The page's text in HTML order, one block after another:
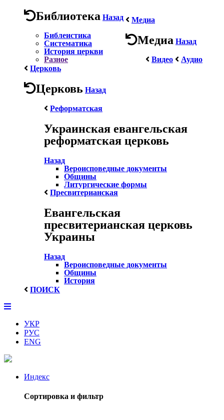
Библиотека Назад
Библеистика
Систематика
История церкви
Разное
Медиа
Медиа Назад
Видео
Аудио
Церковь
Церковь Назад
Реформатская
Украинская евангельская
реформатская церковь
Назад
Вероисповедные документы
Общины
Литургические формы
Пресвитерианская
Евангельская
пресвитерианская церковь
Украины
Назад
Вероисповедные документы
Общины
История
ПОИСК
УКР
РУС
ENG
Индекс
Сортировка и фильтр